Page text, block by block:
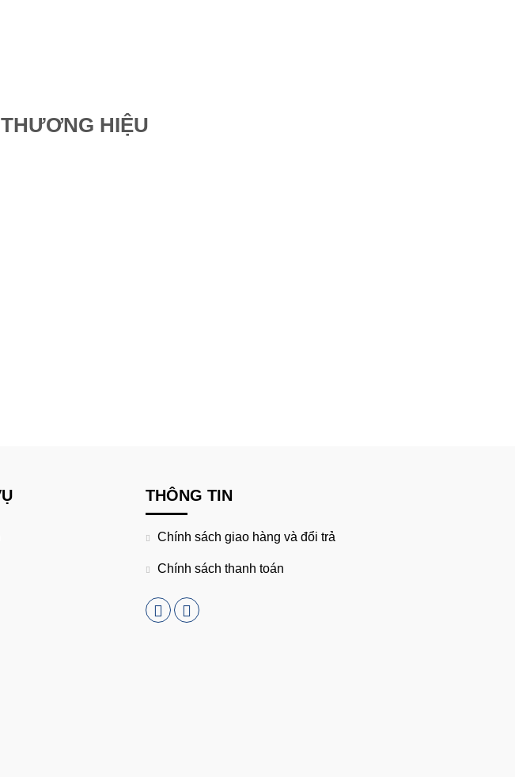
HIỆU
THÔNG TIN
Chính sách giao hàng và đổi trả
Chính sách thanh toán